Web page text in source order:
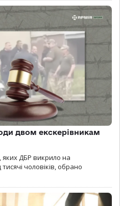
двом екскерівникам
ДБР викрило на
чоловіків, обрано